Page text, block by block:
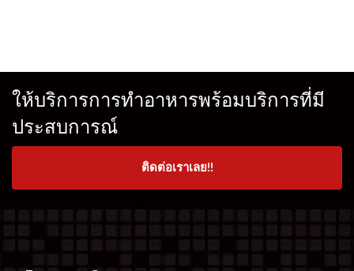
ให้บริการการทำอาหารพร้อมบริการที่มี
ประสบการณ์
ติดต่อเราเลย!!